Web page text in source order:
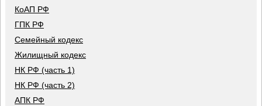
КоАП РФ
ГПК РФ
Семейный кодекс
Жилищный кодекс
НК РФ (часть 1)
НК РФ (часть 2)
АПК РФ